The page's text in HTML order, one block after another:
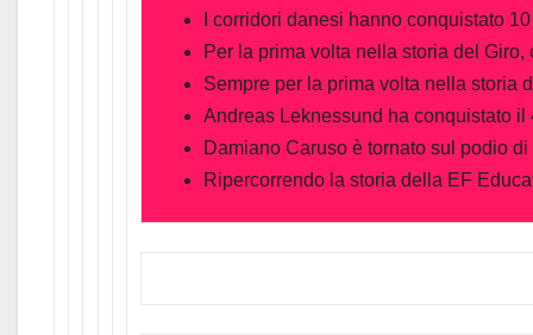
I corridori danesi hanno conquistato
Per la prima volta nella storia del
Sempre per la prima volta nella storia
Andreas Leknessund ha conquistato il
Damiano Caruso è tornato sul podio
Ripercorrendo la storia della EF